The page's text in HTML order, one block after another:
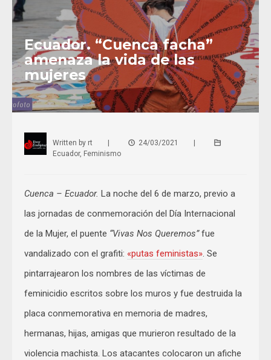
Ecuador. “Cuenca facha”
amenaza la vida de las
mujeres
Written by rt | 24/03/2021
|
Ecuador, Feminismo
Cuenca – Ecuador. La noche del 6 de marzo, previo a
las jornadas de conmemoración del Día Internacional
de la Mujer, el puente “Vivas Nos Queremos”fue
vandalizado con el grafiti: «putas feministas». Se
pintarrajearon los nombres de las víctimas de
feminicidio escritos sobre los muros y fue destruida la
placa conmemorativa en memoria de madres,
hermanas, hijas, amigas que murieron resultado de la
violencia machista. Los atacantes colocaron un afiche